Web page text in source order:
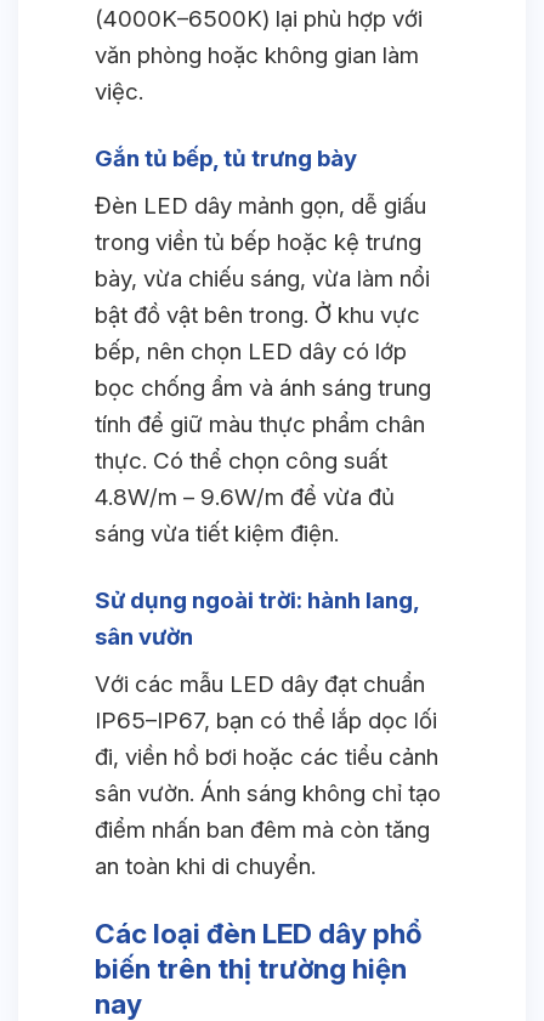
(4000K–6500K) lại phù hợp với
văn phòng hoặc không gian làm
việc.
Gắn tủ bếp, tủ trưng bày
Đèn LED dây mảnh gọn, dễ giấu
trong viền tủ bếp hoặc kệ trưng
bày, vừa chiếu sáng, vừa làm nổi
bật đồ vật bên trong. Ở khu vực
bếp, nên chọn LED dây có lớp
bọc chống ẩm và ánh sáng trung
tính để giữ màu thực phẩm chân
thực. Có thể chọn công suất
4.8W/m – 9.6W/m để vừa đủ
sáng vừa tiết kiệm điện.
Sử dụng ngoài trời: hành lang,
sân vườn
Với các mẫu LED dây đạt chuẩn
IP65–IP67, bạn có thể lắp dọc lối
đi, viền hồ bơi hoặc các tiểu cảnh
sân vườn. Ánh sáng không chỉ tạo
điểm nhấn ban đêm mà còn tăng
an toàn khi di chuyển.
Các loại đèn LED dây phổ
biến trên thị trường hiện
nay